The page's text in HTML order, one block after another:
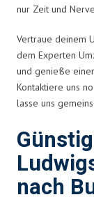
nur Zeit und
Vertraue deinem
dem Experten
und genieße
Kontaktiere uns
lasse uns
nach